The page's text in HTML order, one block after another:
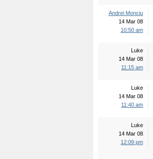
Andrei Monciu
14 Mar 08
10:50 am
Luke
14 Mar 08
11:15 am
Luke
14 Mar 08
11:40 am
Luke
14 Mar 08
12:09 pm